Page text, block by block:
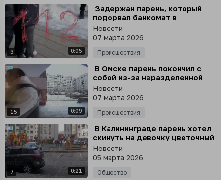
3 0:05
⁣ Задержан парень, который
подорвал банкомат в
Путилково. Его смогли поймать
очевидцы до приезда полиции
Новости
07 марта 2026
Происшествия
15 0:09
⁣ В Омске парень покончил с
собой из-за неразделенной
любви, прыгнув с 14 этажа
Новости
07 марта 2026
Происшествия
7 0:21
⁣ В Калининграде парень хотел
скинуть на девочку цветочный
горшок, но попал по машине
Новости
05 марта 2026
Общество